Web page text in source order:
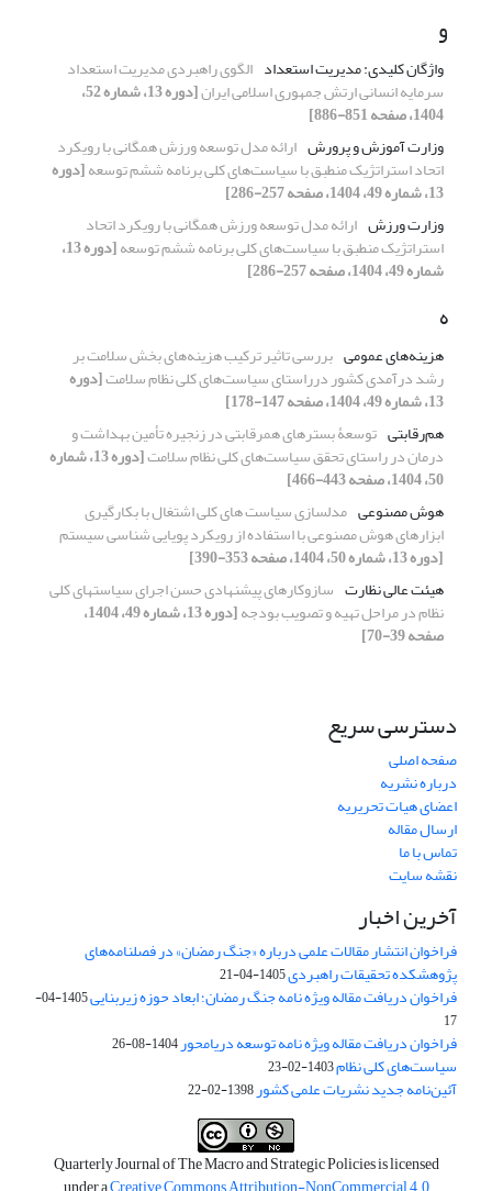
و
واژگان کلیدی: مدیریت استعداد الگوی راهبردی مدیریت استعداد
سرمایه انسانی ارتش جمهوری اسلامی ایران [دوره 13، شماره 52،
1404، صفحه 851-886]
وزارت آموزش و پرورش ارائه مدل توسعه ورزش همگانی با رویکرد
اتحاد استراتژیک منطبق با سیاست‌های کلی برنامه ششم توسعه[دوره
13، شماره 49، 1404، صفحه 257-286]
وزارت ورزش ارائه مدل توسعه ورزش همگانی با رویکرد اتحاد
استراتژیک منطبق با سیاست‌های کلی برنامه ششم توسعه [دوره 13،
شماره 49، 1404، صفحه 257-286]
ه
هزینه‌های عمومی بررسی تاثیر ترکیب هزینه‌های بخش سلامت بر
رشد درآمدی کشور درراستای سیاست‌های کلی نظام سلامت[دوره
13، شماره 49، 1404، صفحه 147-178]
هم‌رقابتی توسعۀ بسترهای همرقابتی در زنجیره تأمین بهداشت و
درمان در راستای تحقق سیاست‌های کلی نظام سلامت [دوره 13، شماره
50، 1404، صفحه 443-466]
هوش مصنوعی مدلسازی سیاست های کلی اشتغال با بکارگیری
ابزارهای هوش مصنوعی با استفاده از رویکرد پویایی شناسی سیستم
[دوره 13، شماره 50، 1404، صفحه 353-390]
هیئت عالی نظارت سازوکارهای پیشنهادی حسن اجرای سیاستهای کلی
نظام در مراحل تهیه و تصویب بودجه [دوره 13، شماره 49، 1404،
صفحه 39-70]
دسترسی سریع
صفحه اصلی
درباره نشریه
اعضای هیات تحریریه
ارسال مقاله
تماس با ما
نقشه سایت
آخرین اخبار
فراخوان انتشار مقالات علمی درباره «جنگ رمضان» در فصلنامه‌های
پژوهشکده تحقیقات راهبردی1405-04-21
فراخوان دریافت مقاله ویژه نامه جنگ رمضان؛ ابعاد حوزه زیربنایی
1405-04-
17
فراخوان دریافت مقاله ویژه نامه توسعه دریامحور1404-08-26
سیاست‌های کلی نظام1403-02-23
آئین‌نامه جدید نشریات علمی کشور1398-02-22
Quarterly Journal of The Macro and Strategic Policies is licensed